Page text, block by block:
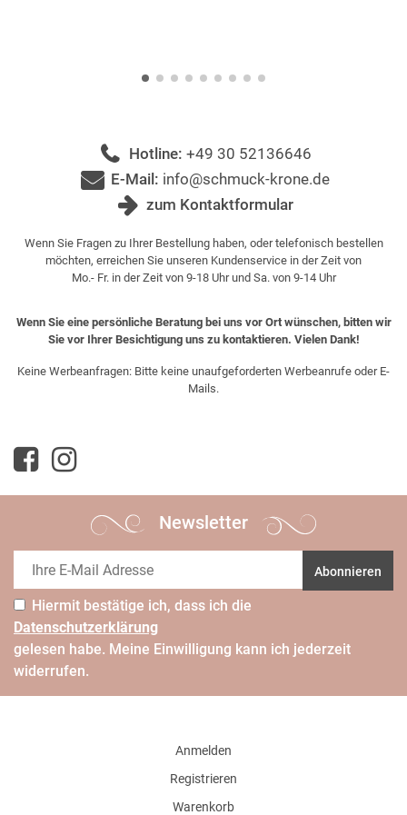
Hotline: +49 30 52136646
E-Mail: info@schmuck-krone.de
zum Kontaktformular
Wenn Sie Fragen zu Ihrer Bestellung haben, oder telefonisch bestellen
möchten, erreichen Sie unseren Kundenservice in der Zeit von
Mo.- Fr. in der Zeit von 9-18 Uhr und Sa. von 9-14 Uhr
Wenn Sie eine persönliche Beratung bei uns vor Ort wünschen, bitten wir
Sie vor Ihrer Besichtigung uns zu kontaktieren. Vielen Dank!
Keine Werbeanfragen: Bitte keine unaufgeforderten Werbeanrufe oder E-
Mails.
Newsletter
Abonnieren
Hiermit bestätige ich, dass ich die
Daten­schutz­erklärung
gelesen habe. Meine Einwilligung kann ich jederzeit
widerrufen.
Anmelden
Registrieren
Warenkorb